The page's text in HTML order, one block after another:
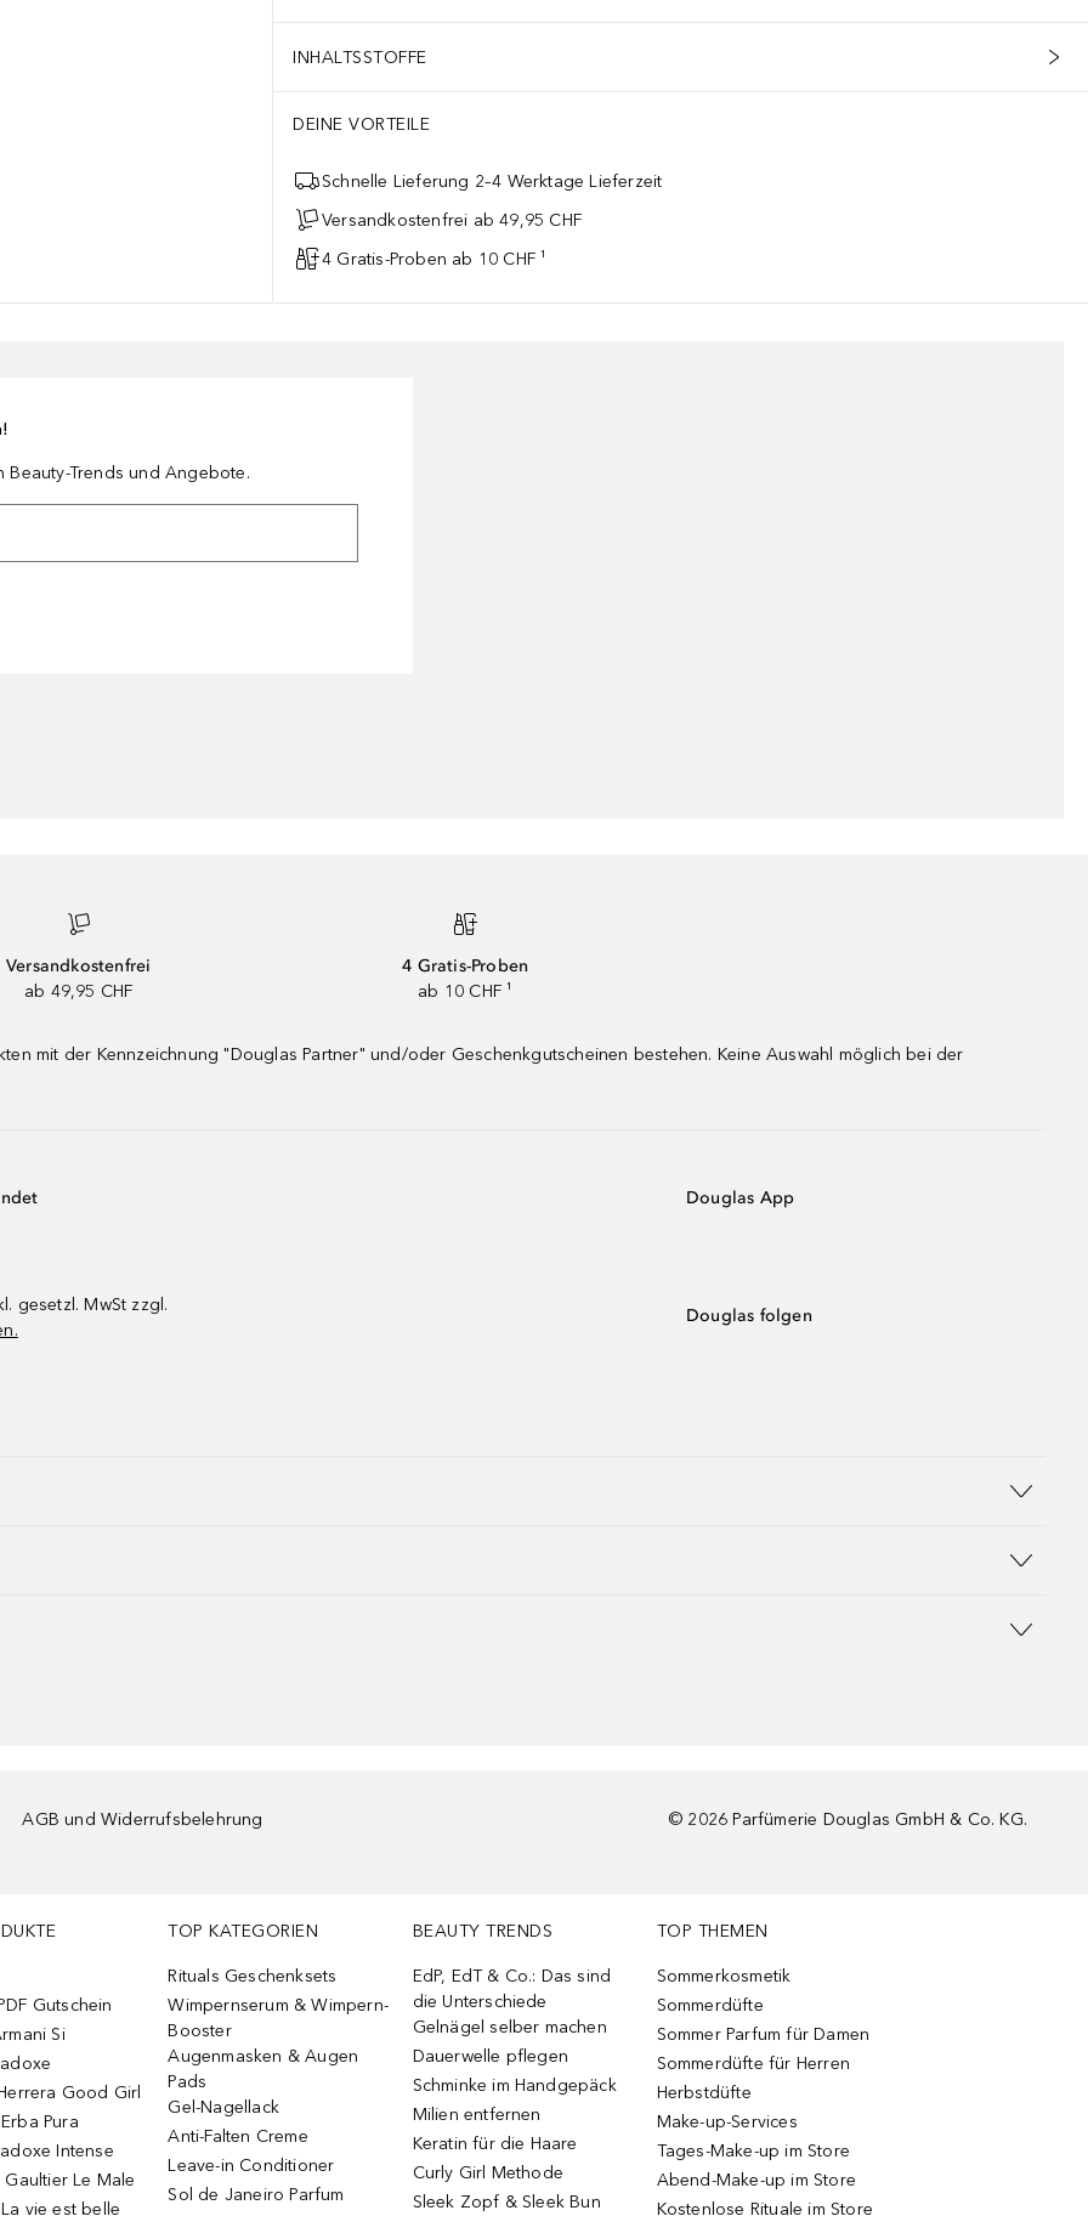
INHALTSSTOFFE
DEINE VORTEILE
Schnelle Lieferung 2–4 Werktage Lieferzeit
Versandkostenfrei ab 49,95 CHF
4 Gratis-Proben ab 10 CHF ¹
Trends und Angebote.
Versandkostenfrei
ab 49,95 CHF
4 Gratis-Proben
ab 10 CHF ¹
mit der Kennzeichnung "Douglas Partner" und/oder Geschenkgutscheinen bestehen. Keine Auswahl möglich bei der
gesetzl. MwSt zzgl.
Douglas App
Douglas folgen
AGB und Widerrufsbelehrung
© 2026 Parfümerie Douglas GmbH & Co. KG.
Gutschein
Si
Good Girl
Pura
Intense
Gaultier Le Male
vie est belle
TOP KATEGORIEN
Rituals Geschenksets
Wimpernserum & Wimpern-
Booster
Augenmasken & Augen
Pads
Gel-Nagellack
Anti-Falten Creme
Leave-in Conditioner
Sol de Janeiro Parfum
BEAUTY TRENDS
EdP, EdT & Co.: Das sind
die Unterschiede
Gelnägel selber machen
Dauerwelle pflegen
Schminke im Handgepäck
Milien entfernen
Keratin für die Haare
Curly Girl Methode
Sleek Zopf & Sleek Bun
TOP THEMEN
Sommerkosmetik
Sommerdüfte
Sommer Parfum für Damen
Sommerdüfte für Herren
Herbstdüfte
Make-up-Services
Tages-Make-up im Store
Abend-Make-up im Store
Kostenlose Rituale im Store